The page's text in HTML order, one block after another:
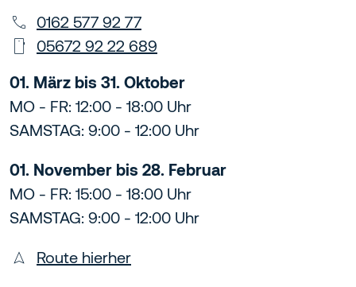
0162 577 92 77
05672 92 22 689
01. März bis 31. Oktober
MO - FR: 12:00 - 18:00 Uhr
SAMSTAG: 9:00 - 12:00 Uhr
01. November bis 28. Februar
MO - FR: 15:00 - 18:00 Uhr
SAMSTAG: 9:00 - 12:00 Uhr
Route hierher